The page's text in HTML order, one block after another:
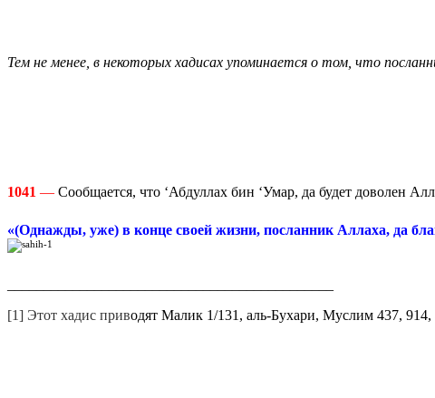
Тем не менее, в некоторых хадисах упоминается о том, что
1041 — Сообщается, что ‘Абдуллах бин ‘Умар, да будет доволен
«(Однажды, уже) в конце своей жизни, посланник Аллаха, да
[1] Этот хадис приводят Малик 1/131, аль-Бухари, Муслим 437, 914,